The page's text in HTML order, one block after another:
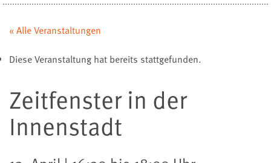
Stadtbibliothek
Villa Bosch
« Alle Veranstaltungen
Diese Veranstaltung hat bereits stattgefunden.
Zeitfenster in der
Innenstadt